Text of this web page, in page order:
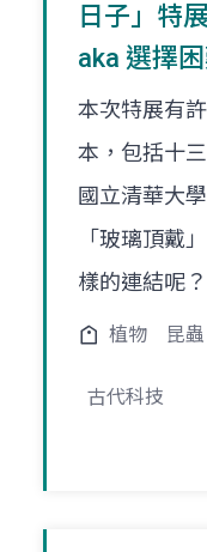
日子」特
aka 選擇
本次特展有
本，包括十
國立清華大
「玻璃頂戴
樣的連結呢？
植物 昆蟲
古代科技